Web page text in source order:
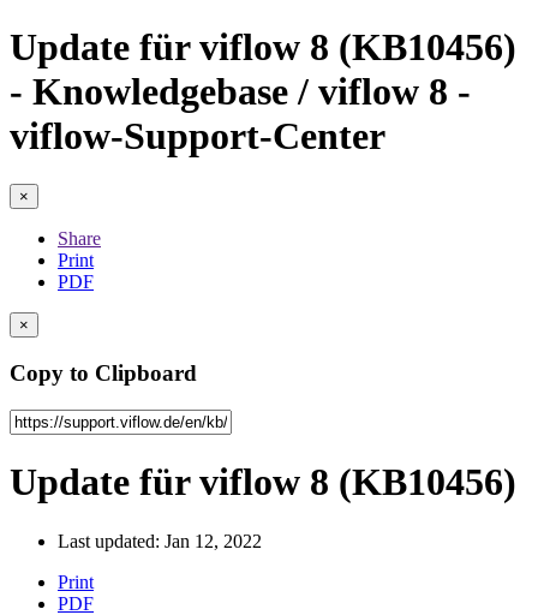
Update für viflow 8 (KB10456)
- Knowledgebase / viflow 8 -
viflow-Support-Center
×
Share
Print
PDF
×
Copy to Clipboard
Update für viflow 8 (KB10456)
Last updated: Jan 12, 2022
Print
PDF